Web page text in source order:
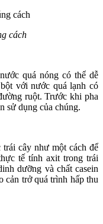
cách
quá nóng có thể dễ
với nước quá lạnh có
ruột. Trước khi pha
sử dụng của chúng.
cây như một cách để
tế tính axit trong trái
dưỡng và chất casein
cản trở quá trình hấp thu